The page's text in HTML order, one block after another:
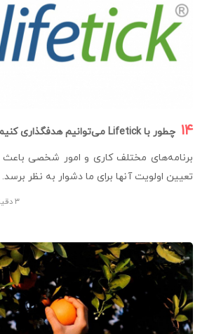
۱۴ چطور با Lifetick می‌توانیم هدفگذاری کنیم؟
برنامه‌های مختلف کاری و امور شخصی
تعیین اولویت آنها برای ما دشوار به نظر
۳ دقیقه